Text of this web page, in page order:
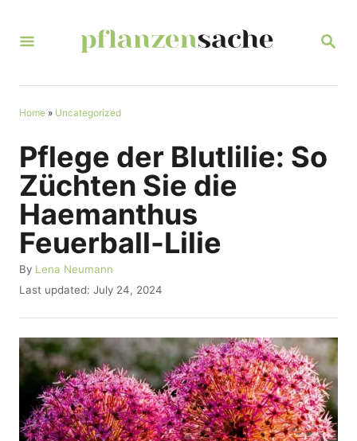
S
R
Home » Uncategorized
Pflege der Blutlilie: So
Züchten Sie die
Haemanthus
Feuerball-Lilie
By A
u
h
o
r
Lena Neumann
P
s
t
e
d
Last updated: July 24, 2024